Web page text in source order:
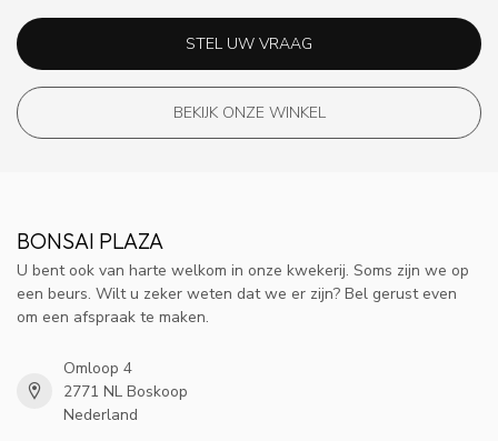
STEL UW VRAAG
BEKIJK ONZE WINKEL
BONSAI PLAZA
U bent ook van harte welkom in onze kwekerij. Soms zijn we op
een beurs. Wilt u zeker weten dat we er zijn? Bel gerust even
om een afspraak te maken.
Omloop 4
2771 NL Boskoop
Nederland